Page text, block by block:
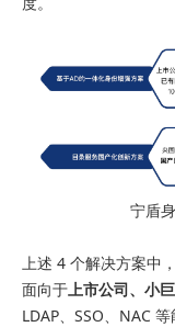
宁盾
上述 4 个解决方案中
面向于 上市公司、小
LDAP、SSO、NAC